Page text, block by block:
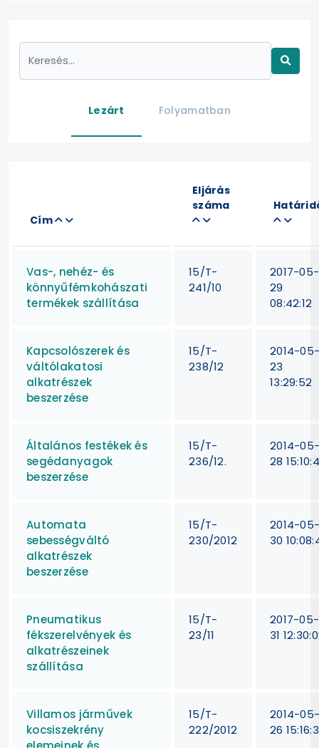
Lezárt Folyamatban
Cím
Eljárás
száma
Vas-, nehéz- és
könnyűfémkohászati
termékek szállítása
15/T-
241/10
2017-05-
29
08:42:12
Kapcsolószerek és
váltólakatosi
alkatrészek
beszerzése
15/T-
238/12
2014-
23
13:29:52
Általános festékek és
segédanyagok
beszerzése
15/T-
236/12.
2014-
28
Automata
sebességváltó
alkatrészek
beszerzése
15/T-
230/2012
2014-
30
Pneumatikus
fékszerelvények és
alkatrészeinek
szállítása
15/T-
23/11
2017-05-
31
Villamos járművek
kocsiszekrény
15/T-
222/2012
2014-
26